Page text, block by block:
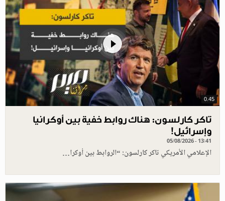
0.45
تاكر كارلسون: هناك روابط خفية بين أوكرانيا
وإسرائيل!
05/08/2026 - 13:41
الإعلامي الأمريكي تاكر كارلسون: “الروابط بين أوكرا…